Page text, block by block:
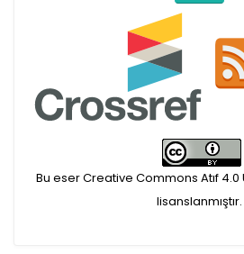
Bu eser Creative Commons Atıf 4.0
lisanslanmıştır.